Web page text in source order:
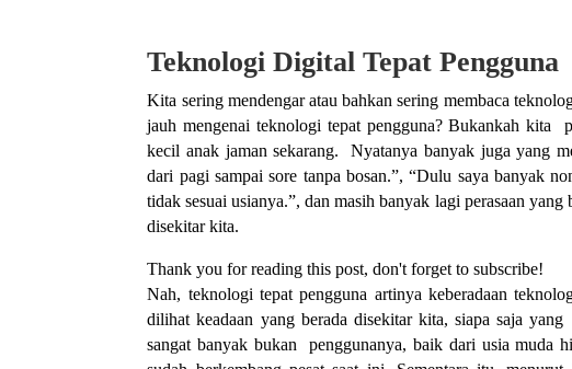
Teknologi Digital Tepat Pengguna
Kita sering mendengar atau bahkan sering membaca
jauh mengenai teknologi tepat pengguna? Bukankah kita
kecil anak jaman sekarang. Nyatanya banyak juga yang
dari pagi sampai sore tanpa bosan.”, “Dulu saya banyak
tidak sesuai usianya.”, dan masih banyak lagi perasaan
disekitar kita.
Thank you for reading this post, don't forget to subscribe!
Nah, teknologi tepat pengguna artinya keberadaan
dilihat keadaan yang berada disekitar kita, siapa saja
sangat banyak bukan penggunanya, baik dari usia muda